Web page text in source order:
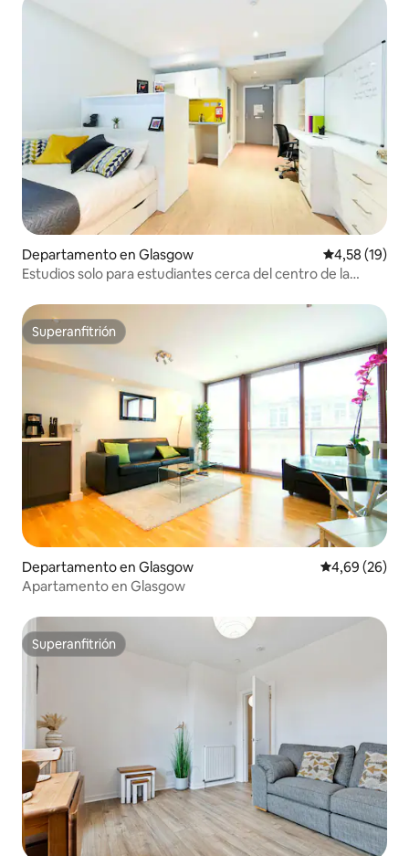
Departamento en Glasgow Calificación
4,58 (19)
Estudios solo para estudiantes cerca del centro de la
Superanfitrión
Superanfitrión
Departamento en Glasgow Calificación
4,69 (26)
Apartamento en Glasgow
Superanfitrión
Superanfitrión